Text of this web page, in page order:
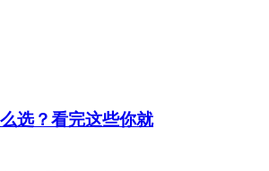
选？看完这些你就